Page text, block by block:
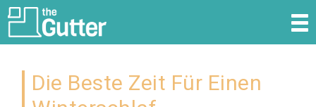
Katalog
Die Beste Zeit Für Einen